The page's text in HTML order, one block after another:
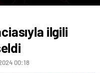
ilgili
00:18